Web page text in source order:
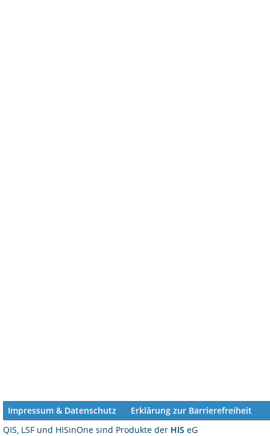
Impressum & Datenschutz
Erklärung zur Barrierefreiheit
QIS, LSF und HISinOne sind Produkte der HIS eG